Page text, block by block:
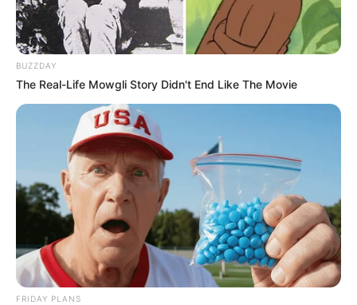
BUZZDAY
The Real-Life Mowgli Story Didn't End Like The Movie
FRIDAY PLANS